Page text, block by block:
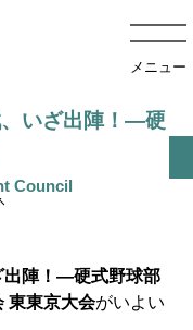
メニュー
いざ出陣！―硬
出陣！―硬式野球部
東東京大会がいよい